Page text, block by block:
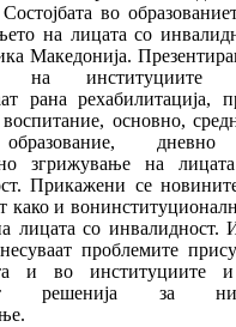
во
на ли­цата со
Маке­до­ни­ја.
на институ­ции­те
рана рехабилитација,
основно,
згрижу­ва­ње на
Прикажени се
како и
лицата со инвалидност.
проблемите
и во институциите
ре­шенија за